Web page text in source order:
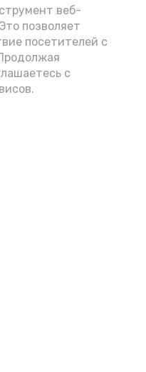
веб-
позволяет
посетителей с
с